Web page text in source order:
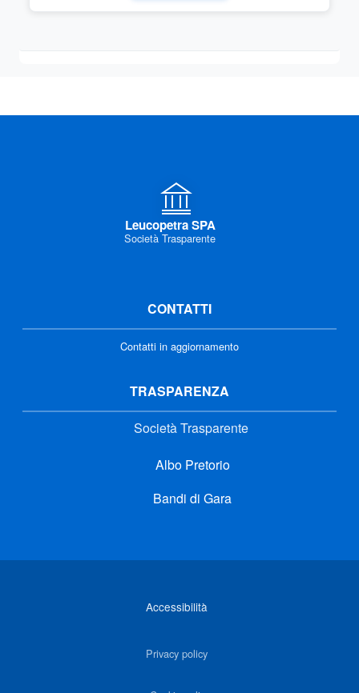
Leucopetra SPA
Società Trasparente
CONTATTI
Contatti in aggiornamento
TRASPARENZA
Società Trasparente
Albo Pretorio
Bandi di Gara
Accessibilità
Privacy policy